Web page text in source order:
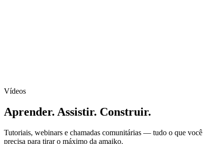
Vídeos
Aprender. Assistir. Construir.
Tutoriais, webinars e chamadas comunitárias — tudo o que você
precisa para tirar o máximo da amaiko.